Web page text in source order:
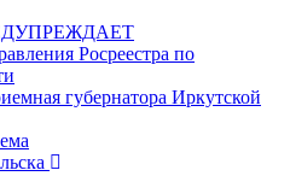
Росреестра по
губернатора Иркутской